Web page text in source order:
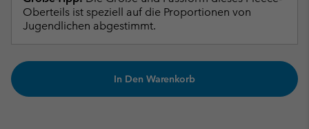
Oberteils ist speziell auf die Proportionen von
Jugendlichen abgestimmt.
In Den Warenkorb